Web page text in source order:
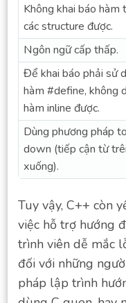
Không khai báo hàm
các structure được.
Ngôn ngữ cấp thấp.
Để khai báo phải sử
hàm #define, không
hàm inline được.
Dùng phương pháp
down (tiếp cận từ
xuống).
Tuy vậy, C++ còn
việc hỗ trợ hướng
trình viên dễ mắc
đối với những
pháp lập trình